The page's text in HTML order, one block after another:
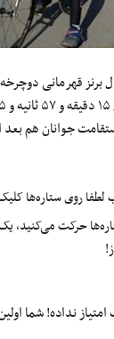
برنز قهرمانی
جوانان هم
لطفا روی ستاره‌ها
حرکت می‌کنید، یک
نداده! شما